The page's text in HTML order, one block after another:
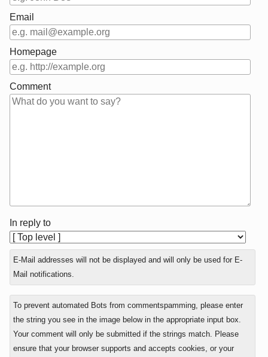
Email
Homepage
Comment
In reply to
E-Mail addresses will not be displayed and will only be used for E-
Mail notifications.
To prevent automated Bots from commentspamming, please enter
the string you see in the image below in the appropriate input box.
Your comment will only be submitted if the strings match. Please
ensure that your browser supports and accepts cookies, or your